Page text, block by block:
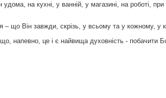
на кухні, у ванній, у магазині, на роботі, при
що Він завжди, скрізь, у всьому та у кожному, у
напевно, це і є найвища духовність - побачити